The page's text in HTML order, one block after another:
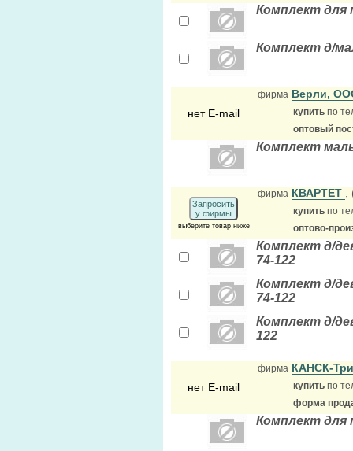
Комплект для
Комплект д/
нет E-mail
фирма Верли,
купить по
оптовый
Комплект
Запросить
у фирмы
выберите товар ниже
фирма КВАРТЕТ
купить по
оптово-
Комплект д/
74-122
Комплект д/
74-122
Комплект д/
122
нет E-mail
фирма КАНСК-
купить по
форма
Комплект для